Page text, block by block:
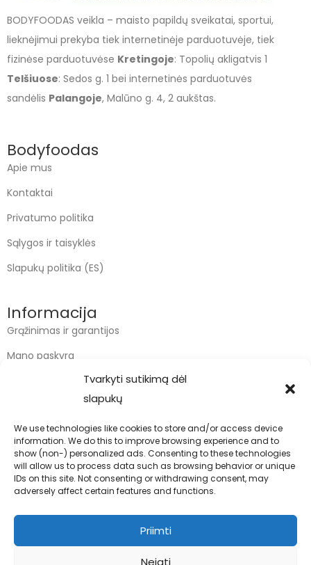
Tvarkyti sutikimą dėl
slapukų
We use technologies like cookies to store and/or access device
information. We do this to improve browsing experience and to
show (non-) personalized ads. Consenting to these technologies
will allow us to process data such as browsing behavior or unique
IDs on this site. Not consenting or withdrawing consent, may
adversely affect certain features and functions.
Priimti
Neigti
BODYFOODAS veikla – maisto papildų sveikatai, sportui,
lieknėjimui prekyba tiek internetinėje parduotuvėje, tiek
fizinėse parduotuvėse Kretingoje: Topolių akligatvis 1
Telšiuose: Sedos g. 1 bei internetinės parduotuvės
sandėlis Palangoje, Malūno g. 4, 2 aukštas.
Bodyfoodas
Apie mus
Kontaktai
Privatumo politika
Sąlygos ir taisyklės
Slapukų politika (ES)
Informacija
Grąžinimas ir garantijos
Mano paskyra
Kontaktai
info@bodyfoodas.lt
+370 600 77017